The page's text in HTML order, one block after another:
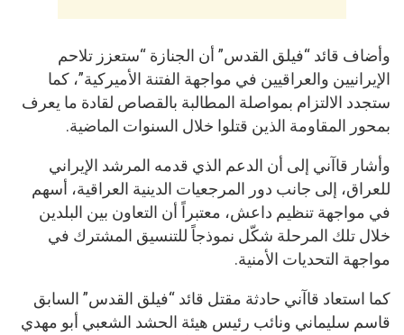
وأضاف قائد “فيلق القدس” أن الجنازة “ستعزز تلاحم
الإيرانيين والعراقيين في مواجهة الفتنة الأميركية”، كما
ستجدد الالتزام بمواصلة المطالبة بالقصاص لقادة ما يعرف
بمحور المقاومة الذين قتلوا خلال السنوات الماضية.
وأشار قاآني إلى أن الدعم الذي قدمه المرشد الإيراني
للعراق، إلى جانب دور المرجعيات الدينية العراقية، أسهم
في مواجهة تنظيم داعش، معتبراً أن التعاون بين البلدين
خلال تلك المرحلة شكّل نموذجاً للتنسيق المشترك في
مواجهة التحديات الأمنية.
كما استعاد قاآني حادثة مقتل قائد “فيلق القدس” السابق
قاسم سليماني ونائب رئيس هيئة الحشد الشعبي أبو مهدي